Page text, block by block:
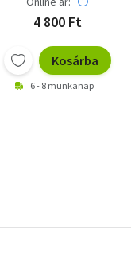
4 800 Ft
Kosárba
6 - 8 munkanap